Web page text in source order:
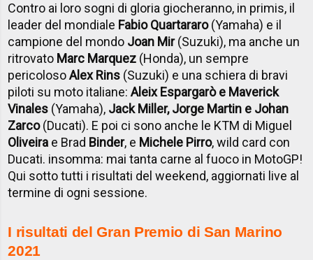
Contro ai loro sogni di gloria giocheranno, in primis, il
leader del mondiale Fabio Quartararo(Yamaha) e il
campione del mondo Joan Mir(Suzuki), ma anche un
ritrovato Marc Marquez (Honda), un sempre
pericolosoAlex Rins (Suzuki) e una schiera di bravi
piloti su moto italiane:Aleix Espargarò e Maverick
Vinales (Yamaha), Jack Miller, Jorge Martin e Johan
Zarco(Ducati). E poi ci sono anche le KTM di Miguel
Oliveira e Brad Binder, e Michele Pirro, wild card con
Ducati. insomma: mai tanta carne al fuoco in MotoGP!
Qui sotto tutti i risultati del weekend, aggiornati live al
termine di ogni sessione.
I risultati del Gran Premio di San Marino
2021